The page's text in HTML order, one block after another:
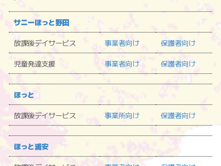
サニーほっと野田
放課後デイサービス
事業者向け
保護者向け
児童発達支援
事業者向け 保護者向け
ほっと
放課後デイサービス
事業所向け 保護者向け
ほっと浦安